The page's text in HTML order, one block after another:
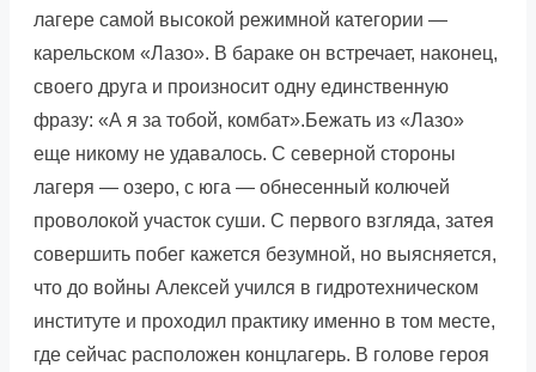
лагере самой высокой режимной категории —
карельском «Лазо». В бараке он встречает, наконец,
своего друга и произносит одну единственную
фразу: «А я за тобой, комбат».Бежать из «Лазо»
еще никому не удавалось. С северной стороны
лагеря — озеро, с юга — обнесенный колючей
проволокой участок суши. С первого взгляда, затея
совершить побег кажется безумной, но выясняется,
что до войны Алексей учился в гидротехническом
институте и проходил практику именно в том месте,
где сейчас расположен концлагерь. В голове героя